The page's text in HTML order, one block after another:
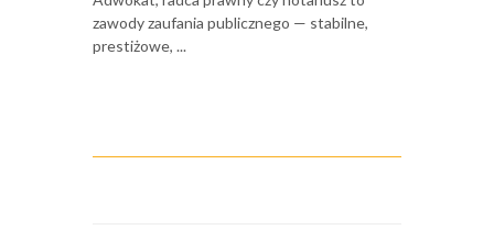
zawody zaufania publicznego — stabilne,
prestiżowe, ...